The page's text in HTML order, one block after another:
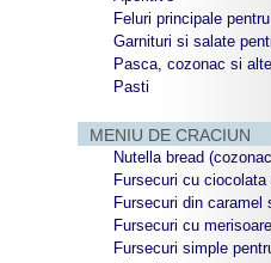
Feluri principale
Garnituri si salate
Pasca, cozonac si
Pasti
MENIU DE CRACIUN
Nutella bread
Fursecuri cu
Fursecuri din caramel
Fursecuri cu merisoare
Fursecuri simple